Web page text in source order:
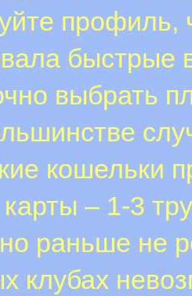
профиль,
выбрать
кошельки
карты – 1-3
раньше не
клубах